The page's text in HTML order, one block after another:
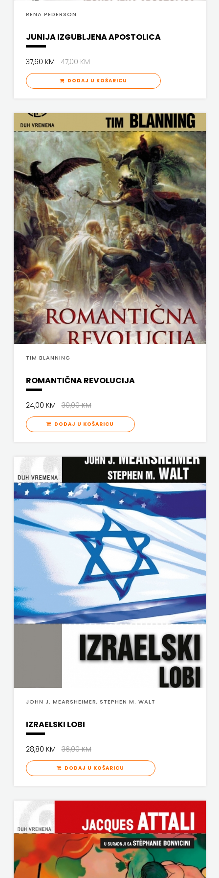
NAKLADA
MATE
NAKLADA
NEPTUN
OCEANMORE
Naklada
Rocky
NAKLADA
SLAP
NAKLADA
SV.ANTUNA
NAKLADA
ULIKS
NARODNA
KNJIŽNICA
DJECA
NAŠA
OGNJIŠTA
ODEON
OMEGA
LAN
Pearson
PLANET
PLANETOPIJA
PLANJAX
PROFIL
HERCEG-
ROCKMARK
SALESIANA
SANDORF
Scriptura
VERBUM
VORTO PALABRA
RENA PEDERSON
JUNIJA IZGUBLJENA APOSTOLICA
37,60 KM47,00 KM
DODAJ U KOŠARICU
TIM BLANNING
ROMANTIČNA REVOLUCIJA
24,00 KM30,00 KM
DODAJ U KOŠARICU
JOHN J. MEARSHEIMER, STEPHEN M. WALT
IZRAELSKI LOBI
28,80 KM36,00 KM
DODAJ U KOŠARICU